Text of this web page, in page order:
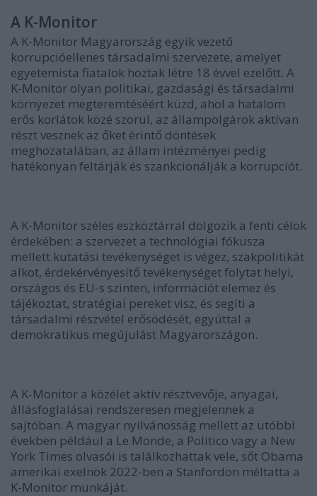
A K-Monitor
A K-Monitor Magyarország egyik vezető
korrupcióellenes társadalmi szervezete, amelyet
egyetemista fiatalok hoztak létre 18 évvel ezelőtt. A
K-Monitor olyan politikai, gazdasági és társadalmi
környezet megteremtéséért küzd, ahol a hatalom
erős korlátok közé szorul, az állampolgárok aktívan
részt vesznek az őket érintő döntések
meghozatalában, az állam intézményei pedig
hatékonyan feltárják és szankcionálják a korrupciót.
A K-Monitor széles eszköztárral dolgozik a fenti célok
érdekében: a szervezet a technológiai fókusza
mellett kutatási tevékenységet is végez, szakpolitikát
alkot, érdekérvényesítő tevékenységet folytat helyi,
országos és EU-s szinten, információt elemez és
tájékoztat, stratégiai pereket visz, és segíti a
társadalmi részvétel erősödését, egyúttal a
demokratikus megújulást Magyarországon.
A K-Monitor a közélet aktív résztvevője, anyagai,
állásfoglalásai rendszeresen megjelennek a
sajtóban. A magyar nyilvánosság mellett az utóbbi
években például a Le Monde, a Politico vagy a New
York Times olvasói is találkozhattak vele, sőt Obama
amerikai exelnök 2022-ben a Stanfordon méltatta a
K-Monitor munkáját.